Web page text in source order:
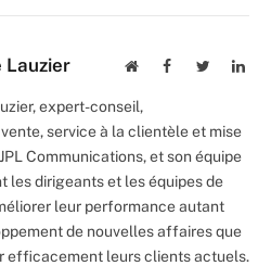
Lauzier WebsiteFacebookTwitter
expert-conseil,
service à la clientèle et mise
Communications, et son équipe
les dirigeants et les équipes de
leur performance autant
de nouvelles affaires que
efficacement leurs clients actuels.